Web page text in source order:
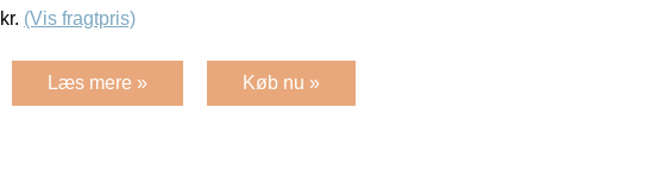
kr. (Vis fragtpris)
Læs mere » Køb nu »